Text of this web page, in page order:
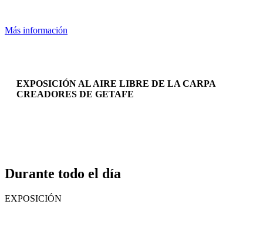
Más información
EXPOSICIÓN AL AIRE LIBRE DE LA CARPA
CREADORES DE GETAFE
Durante todo el día
EXPOSICIÓN